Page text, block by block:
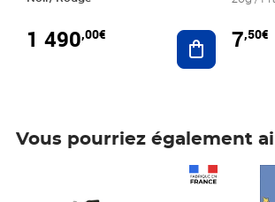
1 490,00€ Ajouter au
7,50€
Vous pourriez également
Prix